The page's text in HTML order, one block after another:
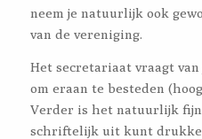
neem je natuurlijk ook
van de vereniging.
Het secretariaat vraagt
om eraan te besteden
Verder is het natuurlijk
schriftelijk uit kunt